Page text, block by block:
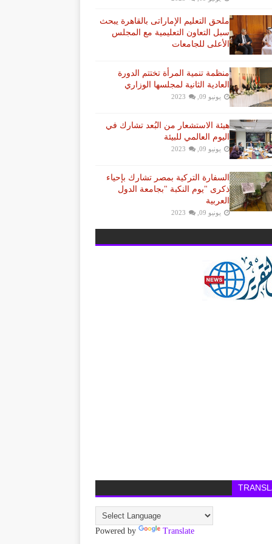
ملحق التعليم الإماراتى بالقاهرة يبحث
سبل التعاون التعليمية مع المجلس
الأعلى للجامعات
منظمة تنمية المرأة تختتم الدورة
العادية الثانية لمجلسها الوزاري
يونيو 09, 2023
هيئة الاستشعار من البُعد تشارك في
اليوم العالمي للبيئة
يونيو 09, 2023
السفارة التركية بمصر تشارك بإحياء
ذكرى "يوم النكبة "بجامعة الدول
العربية
يونيو 09, 2023
Powered by Translate